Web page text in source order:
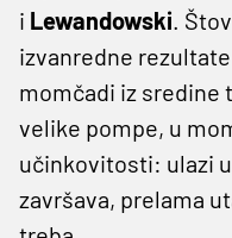
i Lewandowski.
izvanredne
momčadi iz sredine
velike pompe, u
učinkovitosti: ulazi
završava, prelama